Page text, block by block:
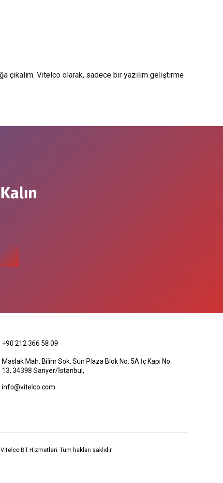
çıkalım. Vitelco olarak, sadece bir yazılım geliştirme
+90 212 366 58 09
Maslak Mah. Bilim Sok. Sun Plaza Blok No: 5A İç Kapı No:
13, 34398 Sarıyer/İstanbul,
info@vitelco.com
BT Hizmetleri. Tüm hakları saklıdır.